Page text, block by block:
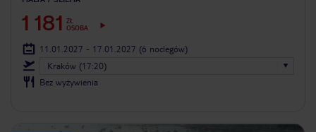
1 181
ZŁ
OSOBA
11.01.2027 - 17.01.2027 (6 noclegów)
Kraków (17:20)
Bez wyżywienia